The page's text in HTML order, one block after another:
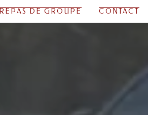
REPAS DE GROUPE CONTACT